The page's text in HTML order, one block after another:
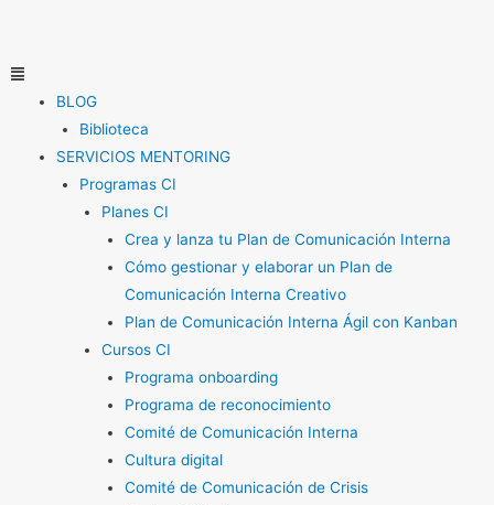
contenido
Menú
BLOG
Biblioteca
SERVICIOS MENTORING
Programas CI
Planes CI
Crea y lanza tu Plan de Comunicación Interna
Cómo gestionar y elaborar un Plan de
Comunicación Interna Creativo
Plan de Comunicación Interna Ágil con Kanban
Cursos CI
Programa onboarding
Programa de reconocimiento
Comité de Comunicación Interna
Cultura digital
Comité de Comunicación de Crisis